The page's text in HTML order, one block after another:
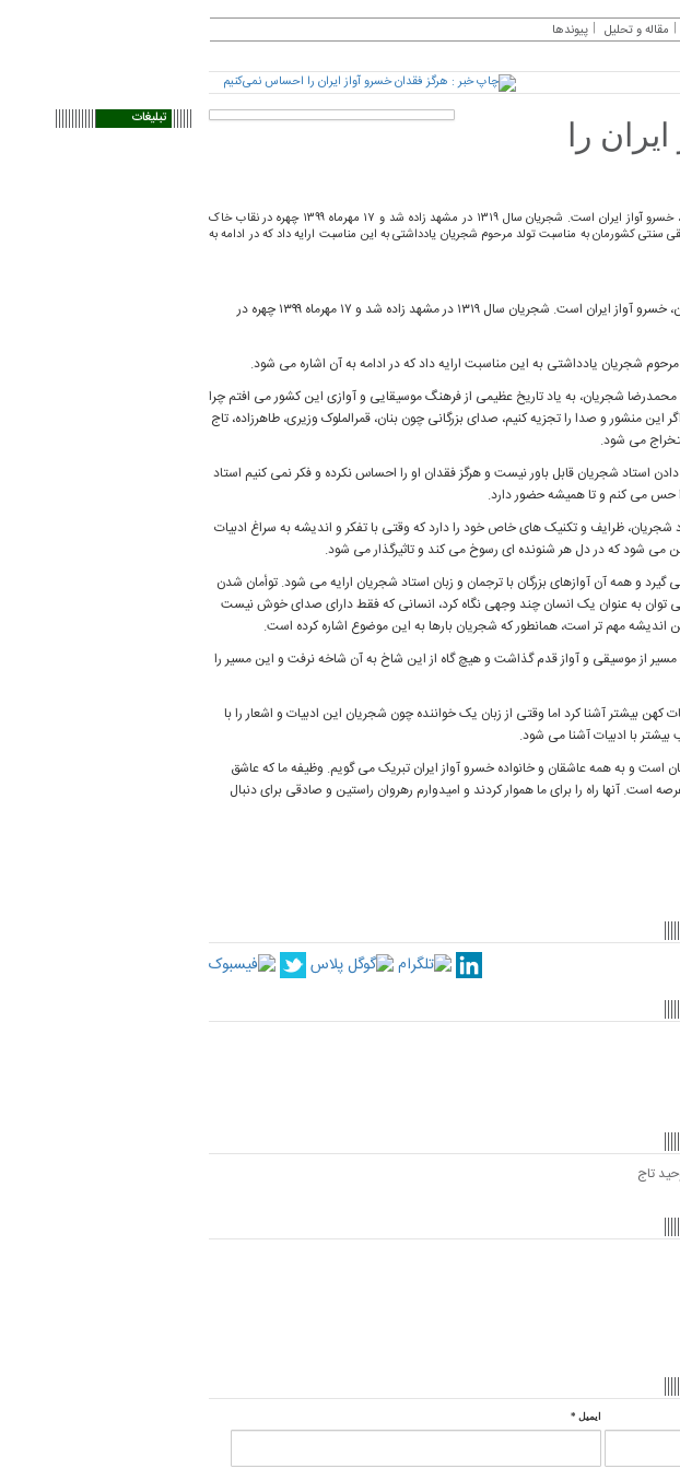
مقاله و تحلیل پیوندها
را
امروز پنجشنبه اول مهرماه مصادف با زادروز محمدرضا شجریان، خسرو آواز ایران است. شجریان سال ۱۳۱۹ در مشهد زاده شد و ۱۷ مهرماه ۱۳۹۹ چهره در نقاب خاک
کشورمان به مناسبت تولد مرحوم شجریان یادداشتی به این مناسبت ارایه داد که در ادامه به
امروز پنجشنبه اول مهرماه مصادف با زادروز محمدرضا شجریان، خسرو آواز ایران است. شجریان سال ۱۳۱۹ در مشهد زاده شد و ۱۷ مهرماه ۱۳۹۹ چهره در
شجریان یادداشتی به این مناسبت ارایه داد که در ادامه به آن اشاره می شود.
شجریان، به یاد تاریخ عظیمی از فرهنگ موسیقایی و آوازی این کشور می افتم چرا
منشور و صدا را تجزیه کنیم، صدای بزرگانی چون بنان، قمرالملوک وزیری، طاهرزاده، تاج
می شود.
استاد شجریان قابل باور نیست و هرگز فقدان او را احساس نکرده و فکر نمی کنیم استاد
حس می کنم و تا همیشه حضور دارد.
ظرایف و تکنیک های خاص خود را دارد که وقتی با تفکر و اندیشه به سراغ ادبیات
می شود که در دل هر شنونده ای رسوخ می کند و تاثیرگذار می شود.
و همه آن آوازهای بزرگان با ترجمان و زبان استاد شجریان ارایه می شود. توأمان شدن
می توان به عنوان یک انسان چند وجهی نگاه کرد، انسانی که فقط دارای صدای خوش نیست
اندیشه مهم تر است، همانطور که شجریان بارها به این موضوع اشاره کرده است.
مسیر از موسیقی و آواز قدم گذاشت و هیچ گاه از این شاخ به آن شاخه نرفت و این مسیر را
کهن بیشتر آشنا کرد اما وقتی از زبان یک خواننده چون شجریان این ادبیات و اشعار را با
با ادبیات آشنا می شود.
است و به همه عاشقان و خانواده خسرو آواز ایران تبریک می گویم. وظیفه ما که عاشق
است. آنها راه را برای ما هموار کردند و امیدوارم رهروان راستین و صادقی برای دنبال
تاج
ایمیل *
تبلیغات